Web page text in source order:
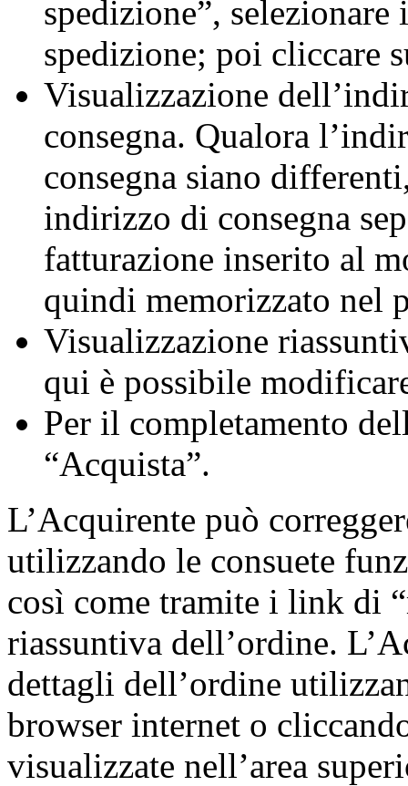
spedizione”,
spedizione; poi cliccare
Visualizzazione
consegna. Qualora
consegna siano
indirizzo di consegna
fatturazione inserito al
quindi memorizzato nel
Visualizzazione
qui è possibile
Per il completamento
“Acquista”.
L’Acquirente può
utilizzando le consuete
così come tramite i link di
riassuntiva dell’ordine.
dettagli dell’ordine
browser internet o
visualizzate nell’area